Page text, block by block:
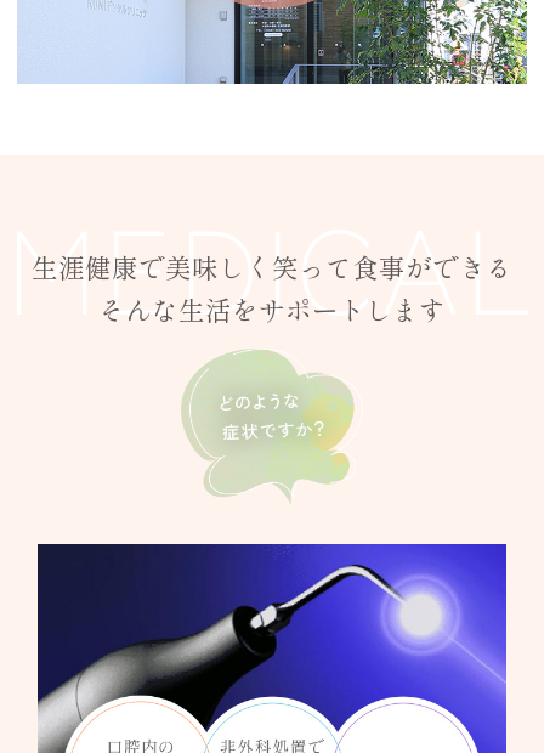
MEDICAL
生涯健康で美味しく笑って食事ができる
そんな生活をサポートします